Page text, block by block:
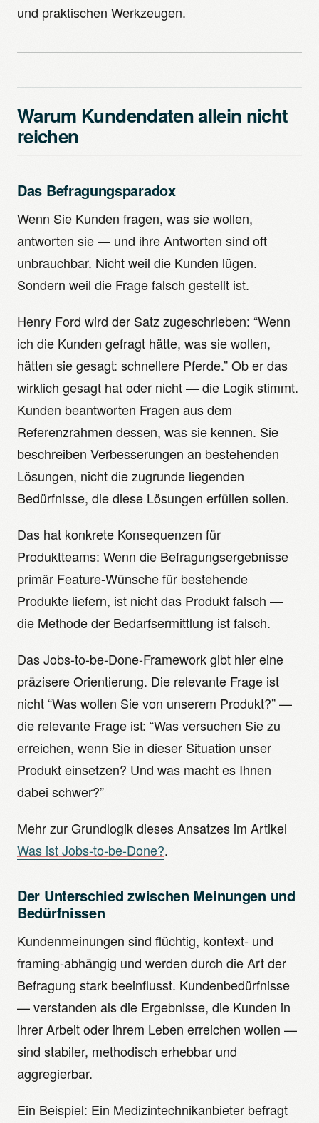
und praktischen Werkzeugen.
Warum Kundendaten allein nicht
reichen
Das Befragungsparadox
Wenn Sie Kunden fragen, was sie wollen,
antworten sie — und ihre Antworten sind oft
unbrauchbar. Nicht weil die Kunden lügen.
Sondern weil die Frage falsch gestellt ist.
Henry Ford wird der Satz zugeschrieben: “Wenn
ich die Kunden gefragt hätte, was sie wollen,
hätten sie gesagt: schnellere Pferde.” Ob er das
wirklich gesagt hat oder nicht — die Logik stimmt.
Kunden beantworten Fragen aus dem
Referenzrahmen dessen, was sie kennen. Sie
beschreiben Verbesserungen an bestehenden
Lösungen, nicht die zugrunde liegenden
Bedürfnisse, die diese Lösungen erfüllen sollen.
Das hat konkrete Konsequenzen für
Produktteams: Wenn die Befragungsergebnisse
primär Feature-Wünsche für bestehende
Produkte liefern, ist nicht das Produkt falsch —
die Methode der Bedarfsermittlung ist falsch.
Das Jobs-to-be-Done-Framework gibt hier eine
präzisere Orientierung. Die relevante Frage ist
nicht “Was wollen Sie von unserem Produkt?” —
die relevante Frage ist: “Was versuchen Sie zu
erreichen, wenn Sie in dieser Situation unser
Produkt einsetzen? Und was macht es Ihnen
dabei schwer?”
Mehr zur Grundlogik dieses Ansatzes im Artikel
Was ist Jobs-to-be-Done?.
Der Unterschied zwischen Meinungen und
Bedürfnissen
Kundenmeinungen sind flüchtig, kontext- und
framing-abhängig und werden durch die Art der
Befragung stark beeinflusst. Kundenbedürfnisse
— verstanden als die Ergebnisse, die Kunden in
ihrer Arbeit oder ihrem Leben erreichen wollen —
sind stabiler, methodisch erhebbar und
aggregierbar.
Ein Beispiel: Ein Medizintechnikanbieter befragt